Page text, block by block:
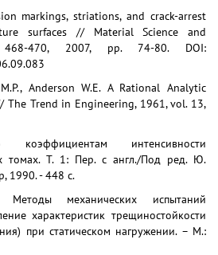
markings, striations, and crack-arrest
surfaces // Material Science and
468-470, 2007, pp. 74-80. DOI:
Anderson W.E. A Rational Analytic
The Trend in Engineering, 1961, vol. 13,
интенсивности
томах. Т. 1: Пер. с англ./Под ред. Ю.
1990. - 448 с.
механических испытаний
характеристик трещиностойкости
при статическом нагружении. – М.: